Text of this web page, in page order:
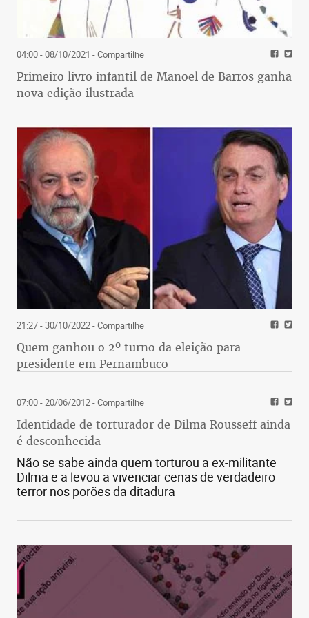
04:00 - 08/10/2021 - Compartilhe
Primeiro livro infantil de Manoel de Barros ganha
nova edição ilustrada
21:27 - 30/10/2022- Compartilhe
Quem ganhou o 2º turno da eleição para
presidente em Pernambuco
07:00 - 20/06/2012- Compartilhe
Identidade de torturador de Dilma Rousseff ainda
é desconhecida
Não se sabe ainda quem torturou a ex-militante
Dilma e a levou a vivenciar cenas de verdadeiro
terror nos porões da ditadura